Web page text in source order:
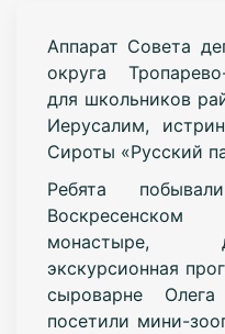
Аппарат Совета
округа
для школьников
Иерусалим,
Сироты «Русский
Ребята
Воскресенском
монастыре,
экскурсионная
сыроварне
посетили мини-